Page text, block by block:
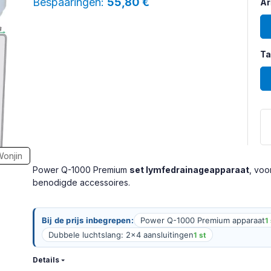
Power Q-1000 Premium set lymfedrainageapparaat ,
benodigde accessoires.
Bij de prijs inbegrepen: Power Q-1000 Premium apparaat1
Dubbele luchtslang: 2x4 aansluitingen1 st
Details